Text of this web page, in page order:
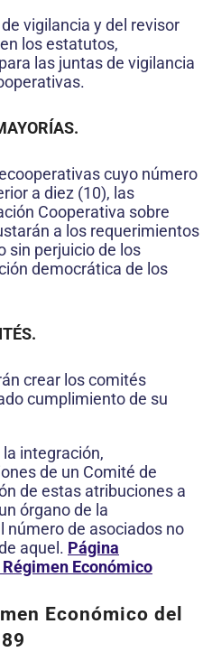
vigilancia y del revisor
los estatutos,
las juntas de vigilancia
cuyo número
a diez (10), las
Cooperativa sobre
a los requerimientos
sin perjuicio de los
democrática de los
crear los comités
cumplimiento de su
integración,
de un Comité de
de estas atribuciones a
órgano de la
número de asociados no
aquel. Página
Económico
Económico del